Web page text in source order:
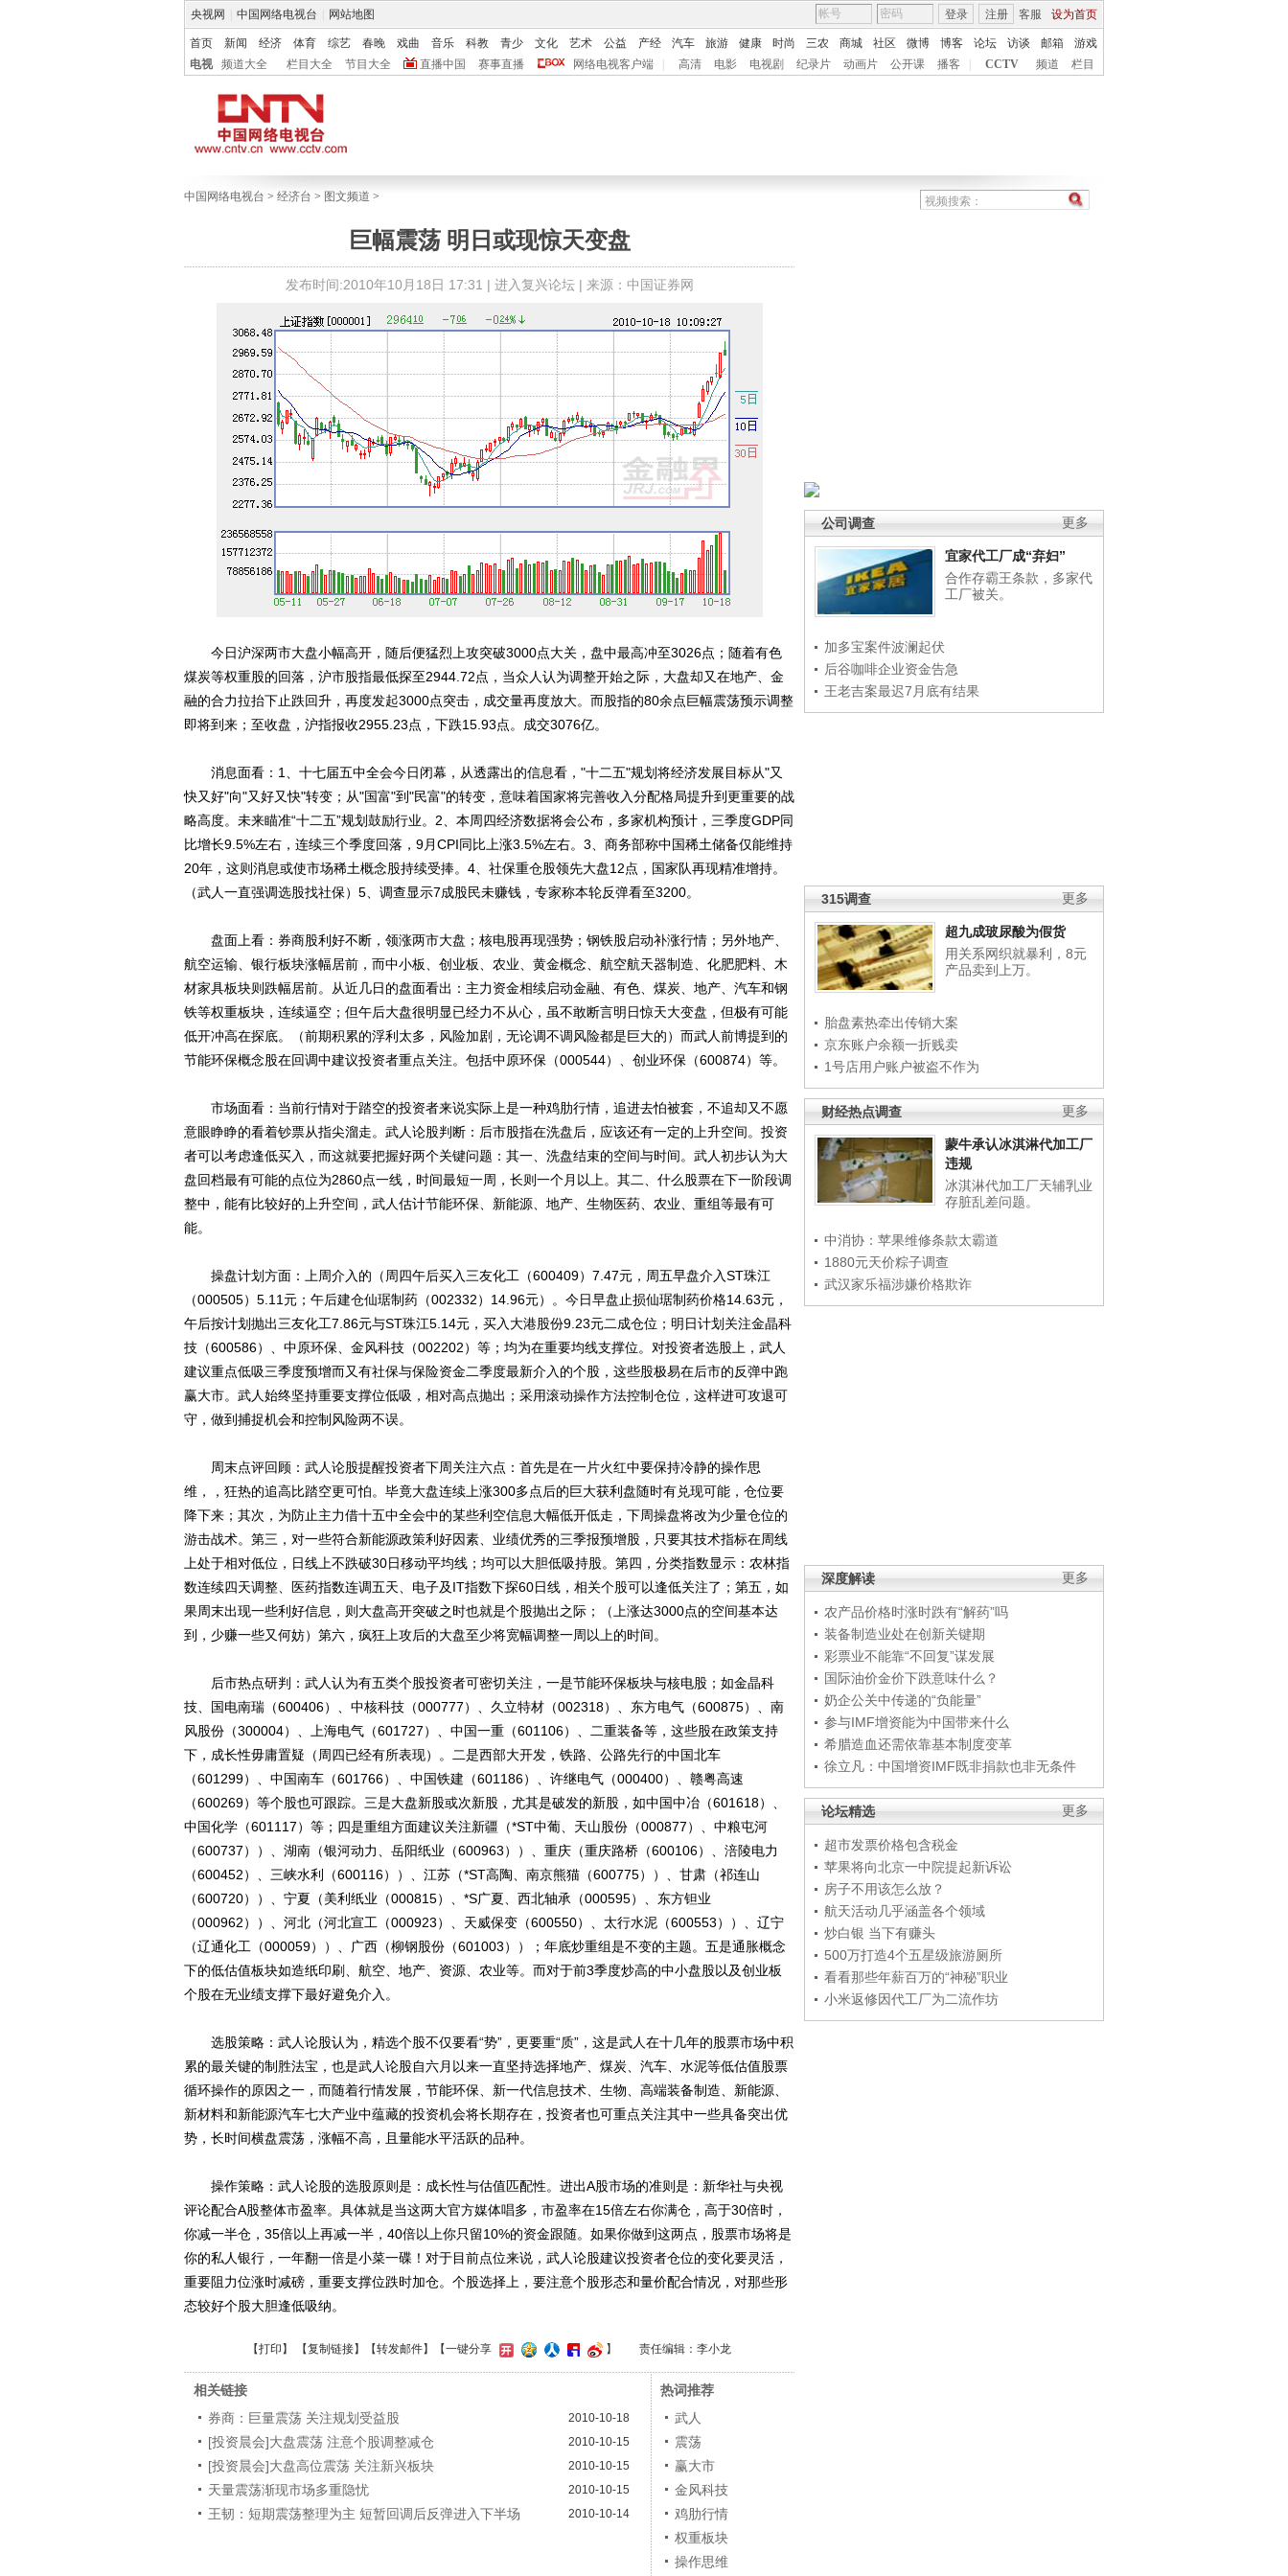
央视网 中国网络电视台 网站地图 客服 设为首页
登录 注册
首页 新闻 经济 体育 综艺 春晚 戏曲 音乐 科教 青少 文化 艺术 公益 产经 汽车 旅游 健康 时尚 三农 商城 社区 微博 博客 论坛 访谈 邮箱
游戏
电视
频道大全 栏目大全 节目大全 直播中国 赛事直播 网络电视客户端 高清 电影 电视剧 纪录片 动画片 公开课 播客 CCTV 频道 栏目
中国网络电视台 > 经济台 > 图文频道 >
巨幅震荡 明日或现惊天变盘
发布时间:2010年10月18日 17:31 | 进入复兴论坛| 来源：中国证券网
更多
公司调查
宜家代工厂成“弃妇”
合作存霸王条款，多家代
工厂被关。
加多宝案件波澜起伏
后谷咖啡企业资金告急
王老吉案最迟7月底有结果
更多
315调查
超九成玻尿酸为假货
用关系网织就暴利，8元
产品卖到上万。
胎盘素热牵出传销大案
京东账户余额一折贱卖
1号店用户账户被盗不作为
更多
财经热点调查
蒙牛承认冰淇淋代加工厂
违规
冰淇淋代加工厂天辅乳业
存脏乱差问题。
中消协：苹果维修条款太霸道
1880元天价粽子调查
武汉家乐福涉嫌价格欺诈
更多
深度解读
农产品价格时涨时跌有“解药”吗
装备制造业处在创新关键期
彩票业不能靠“不回复”谋发展
国际油价金价下跌意味什么？
奶企公关中传递的“负能量”
参与IMF增资能为中国带来什么
希腊造血还需依靠基本制度变革
徐立凡：中国增资IMF既非捐款也非无条件
更多
论坛精选
超市发票价格包含税金
苹果将向北京一中院提起新诉讼
房子不用该怎么放？
航天活动几乎涵盖各个领域
炒白银 当下有赚头
500万打造4个五星级旅游厕所
看看那些年薪百万的“神秘”职业
小米返修因代工厂为二流作坊
今日沪深两市大盘小幅高开，随后便猛烈上攻突破3000点大关，盘中最高冲至3026点；随着有色
煤炭等权重股的回落，沪市股指最低探至2944.72点，当众人认为调整开始之际，大盘却又在地产、金
融的合力拉抬下止跌回升，再度发起3000点突击，成交量再度放大。而股指的80余点巨幅震荡预示调整
即将到来；至收盘，沪指报收2955.23点，下跌15.93点。成交3076亿。
消息面看：1、十七届五中全会今日闭幕，从透露出的信息看，"十二五"规划将经济发展目标从"又
快又好"向"又好又快"转变；从"国富"到"民富"的转变，意味着国家将完善收入分配格局提升到更重要的战
略高度。未来瞄准“十二五”规划鼓励行业。2、本周四经济数据将会公布，多家机构预计，三季度GDP同
比增长9.5%左右，连续三个季度回落，9月CPI同比上涨3.5%左右。3、商务部称中国稀土储备仅能维持
20年，这则消息或使市场稀土概念股持续受捧。4、社保重仓股领先大盘12点，国家队再现精准增持。
（武人一直强调选股找社保）5、调查显示7成股民未赚钱，专家称本轮反弹看至3200。
盘面上看：券商股利好不断，领涨两市大盘；核电股再现强势；钢铁股启动补涨行情；另外地产、
航空运输、银行板块涨幅居前，而中小板、创业板、农业、黄金概念、航空航天器制造、化肥肥料、木
材家具板块则跌幅居前。从近几日的盘面看出：主力资金相续启动金融、有色、煤炭、地产、汽车和钢
铁等权重板块，连续逼空；但午后大盘很明显已经力不从心，虽不敢断言明日惊天大变盘，但极有可能
低开冲高在探底。（前期积累的浮利太多，风险加剧，无论调不调风险都是巨大的）而武人前博提到的
节能环保概念股在回调中建议投资者重点关注。包括中原环保（000544）、创业环保（600874）等。
市场面看：当前行情对于踏空的投资者来说实际上是一种鸡肋行情，追进去怕被套，不追却又不愿
意眼睁睁的看着钞票从指尖溜走。武人论股判断：后市股指在洗盘后，应该还有一定的上升空间。投资
者可以考虑逢低买入，而这就要把握好两个关键问题：其一、洗盘结束的空间与时间。武人初步认为大
盘回档最有可能的点位为2860点一线，时间最短一周，长则一个月以上。其二、什么股票在下一阶段调
整中，能有比较好的上升空间，武人估计节能环保、新能源、地产、生物医药、农业、重组等最有可
能。
操盘计划方面：上周介入的（周四午后买入三友化工（600409）7.47元，周五早盘介入ST珠江
（000505）5.11元；午后建仓仙琚制药（002332）14.96元）。今日早盘止损仙琚制药价格14.63元，
午后按计划抛出三友化工7.86元与ST珠江5.14元，买入大港股份9.23元二成仓位；明日计划关注金晶科
技（600586）、中原环保、金风科技（002202）等；均为在重要均线支撑位。对投资者选股上，武人
建议重点低吸三季度预增而又有社保与保险资金二季度最新介入的个股，这些股极易在后市的反弹中跑
赢大市。武人始终坚持重要支撑位低吸，相对高点抛出；采用滚动操作方法控制仓位，这样进可攻退可
守，做到捕捉机会和控制风险两不误。
周末点评回顾：武人论股提醒投资者下周关注六点：首先是在一片火红中要保持冷静的操作思
维，，狂热的追高比踏空更可怕。毕竟大盘连续上涨300多点后的巨大获利盘随时有兑现可能，仓位要
降下来；其次，为防止主力借十五中全会中的某些利空信息大幅低开低走，下周操盘将改为少量仓位的
游击战术。第三，对一些符合新能源政策利好因素、业绩优秀的三季报预增股，只要其技术指标在周线
上处于相对低位，日线上不跌破30日移动平均线；均可以大胆低吸持股。第四，分类指数显示：农林指
数连续四天调整、医药指数连调五天、电子及IT指数下探60日线，相关个股可以逢低关注了；第五，如
果周末出现一些利好信息，则大盘高开突破之时也就是个股抛出之际；（上涨达3000点的空间基本达
到，少赚一些又何妨）第六，疯狂上攻后的大盘至少将宽幅调整一周以上的时间。
后市热点研判：武人认为有五类个股投资者可密切关注，一是节能环保板块与核电股；如金晶科
技、国电南瑞（600406）、中核科技（000777）、久立特材（002318）、东方电气（600875）、南
风股份（300004）、上海电气（601727）、中国一重（601106）、二重装备等，这些股在政策支持
下，成长性毋庸置疑（周四已经有所表现）。二是西部大开发，铁路、公路先行的中国北车
（601299）、中国南车（601766）、中国铁建（601186）、许继电气（000400）、赣粤高速
（600269）等个股也可跟踪。三是大盘新股或次新股，尤其是破发的新股，如中国中冶（601618）、
中国化学（601117）等；四是重组方面建议关注新疆（*ST中葡、天山股份（000877）、中粮屯河
（600737））、湖南（银河动力、岳阳纸业（600963））、重庆（重庆路桥（600106）、涪陵电力
（600452）、三峡水利（600116））、江苏（*ST高陶、南京熊猫（600775））、甘肃（祁连山
（600720））、宁夏（美利纸业（000815）、*S广夏、西北轴承（000595）、东方钽业
（000962））、河北（河北宣工（000923）、天威保变（600550）、太行水泥（600553））、辽宁
（辽通化工（000059））、广西（柳钢股份（601003））；年底炒重组是不变的主题。五是通胀概念
下的低估值板块如造纸印刷、航空、地产、资源、农业等。而对于前3季度炒高的中小盘股以及创业板
个股在无业绩支撑下最好避免介入。
选股策略：武人论股认为，精选个股不仅要看“势”，更要重“质”，这是武人在十几年的股票市场中积
累的最关键的制胜法宝，也是武人论股自六月以来一直坚持选择地产、煤炭、汽车、水泥等低估值股票
循环操作的原因之一，而随着行情发展，节能环保、新一代信息技术、生物、高端装备制造、新能源、
新材料和新能源汽车七大产业中蕴藏的投资机会将长期存在，投资者也可重点关注其中一些具备突出优
势，长时间横盘震荡，涨幅不高，且量能水平活跃的品种。
操作策略：武人论股的选股原则是：成长性与估值匹配性。进出A股市场的准则是：新华社与央视
评论配合A股整体市盈率。具体就是当这两大官方媒体唱多，市盈率在15倍左右你满仓，高于30倍时，
你减一半仓，35倍以上再减一半，40倍以上你只留10%的资金跟随。如果你做到这两点，股票市场将是
你的私人银行，一年翻一倍是小菜一碟！对于目前点位来说，武人论股建议投资者仓位的变化要灵活，
重要阻力位涨时减磅，重要支撑位跌时加仓。个股选择上，要注意个股形态和量价配合情况，对那些形
态较好个股大胆逢低吸纳。
【打印 】 【复制链接】【转发邮件】 【一键分享 】 责任编辑：李小龙
相关链接
券商：巨量震荡 关注规划受益股
2010-10-18
[投资晨会]大盘震荡 注意个股调整减仓 2010-10-15
[投资晨会]大盘高位震荡 关注新兴板块 2010-10-15
天量震荡渐现市场多重隐忧 2010-10-15
王韧：短期震荡整理为主 短暂回调后反弹进入下半场 2010-10-14
热词推荐
武人
震荡
赢大市
金风科技
鸡肋行情
权重板块
操作思维